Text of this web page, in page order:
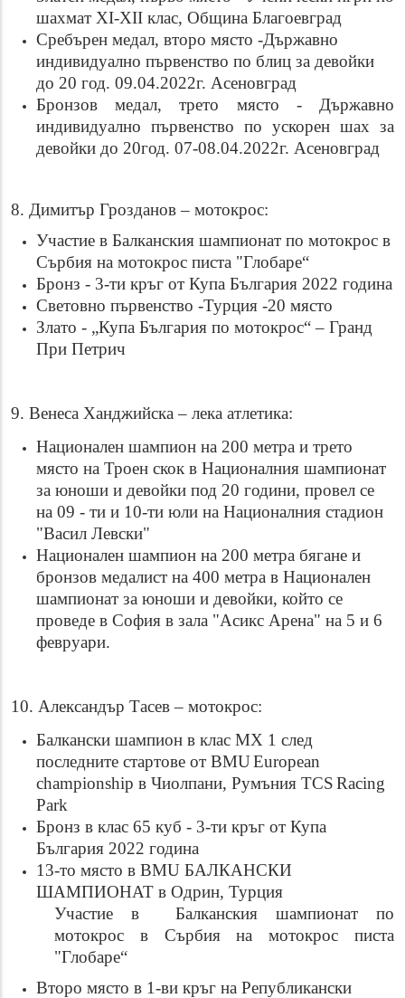
шахмат XI-XII клас, Община Благоевград
Сребърен медал, второ място -Държавно
индивидуално първенство по блиц за девойки
до 20 год. 09.04.2022г. Асеновград
Бронзов медал, трето място - Държавно
индивидуално първенство по ускорен шах за
девойки до 20год. 07-08.04.2022г. Асеновград
8. Димитър Грозданов – мотокрос:
Участие в Балканския шампионат по мотокрос в
Сърбия на мотокрос писта "Глобаре“
Бронз - 3-ти кръг от Купа България 2022 година
Световно първенство -Турция -20 място
Злато - „Купа България по мотокрос“ – Гранд
При Петрич
9. Венеса Ханджийска – лека атлетика:
Национален шампион на 200 метра и трето
място на Троен скок в Националния шампионат
за юноши и девойки под 20 години, провел се
на 09 - ти и 10-ти юли на Националния стадион
"Васил Левски"
Национален шампион на 200 метра бягане и
бронзов медалист на 400 метра в Национален
шампионат за юноши и девойки, който се
проведе в София в зала "Асикс Арена" на 5 и 6
февруари.
10. Александър Тасев – мотокрос:
Балкански шампион в клас МХ 1 след
последните стартове от BMUEuropean
championship в Чиолпани, Румъния TCSRacing
Park
Бронз в клас 65 куб - 3-ти кръг от Купа
България 2022 година
13-то място в BMU БАЛКАНСКИ
ШАМПИОНАТ в Одрин, Турция
Участие в Балканския шампионат по
мотокрос в Сърбия на мотокрос писта
"Глобаре“
Второ място в 1-ви кръг на Републикански